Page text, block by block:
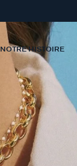
NOTRE HISTOIRE